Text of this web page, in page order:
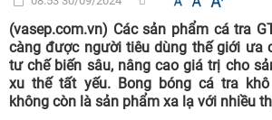
(vasep.com.vn) Các sản phẩm cá tra
càng được người tiêu dùng thế giới ưa
tư chế biến sâu, nâng cao giá trị cho
xu thế tất yếu. Bong bóng cá tra
không còn là sản phẩm xa lạ với nhiều